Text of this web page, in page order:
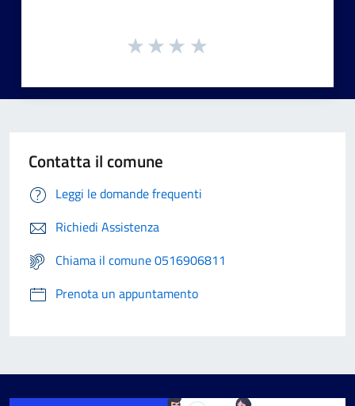
Contatta il comune
Leggi le domande frequenti
Richiedi Assistenza
Chiama il comune 0516906811
Prenota un appuntamento